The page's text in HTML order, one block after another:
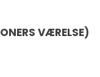
VÆRELSE)